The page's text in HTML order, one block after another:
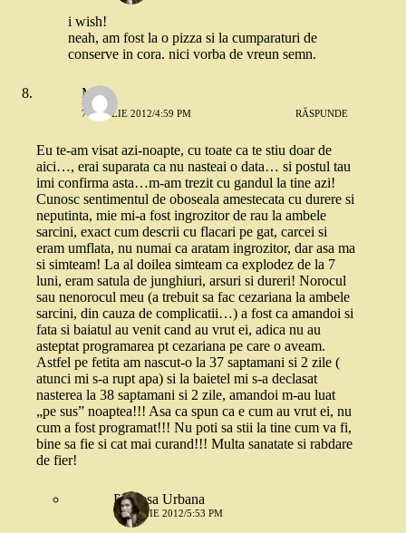
i wish!
neah, am fost la o pizza si la cumparaturi de
conserve in cora. nici vorba de vreun semn.
Milly
7 APRILIE 2012/4:59 PM RĂSPUNDE
Eu te-am visat azi-noapte, cu toate ca te stiu doar de
aici…, erai suparata ca nu nasteai o data… si postul tau
imi confirma asta…m-am trezit cu gandul la tine azi!
Cunosc sentimentul de oboseala amestecata cu durere si
neputinta, mie mi-a fost ingrozitor de rau la ambele
sarcini, exact cum descrii cu flacari pe gat, carcei si
eram umflata, nu numai ca aratam ingrozitor, dar asa ma
si simteam! La al doilea simteam ca explodez de la 7
luni, eram satula de junghiuri, arsuri si dureri! Norocul
sau nenorocul meu (a trebuit sa fac cezariana la ambele
sarcini, din cauza de complicatii…) a fost ca amandoi si
fata si baiatul au venit cand au vrut ei, adica nu au
asteptat programarea pt cezariana pe care o aveam.
Astfel pe fetita am nascut-o la 37 saptamani si 2 zile (
atunci mi s-a rupt apa) si la baietel mi s-a declasat
nasterea la 38 saptamani si 2 zile, amandoi m-au luat
„pe sus” noaptea!!! Asa ca spun ca e cum au vrut ei, nu
cum a fost programat!!! Nu poti sa stii la tine cum va fi,
bine sa fie si cat mai curand!!! Multa sanatate si rabdare
de fier!
Printesa Urbana
7 APRILIE 2012/5:53 PM